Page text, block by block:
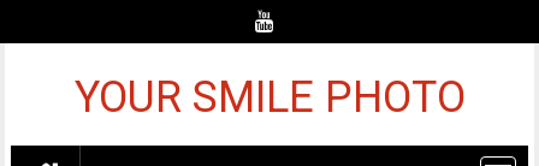
YOUR SMILE PHOTO